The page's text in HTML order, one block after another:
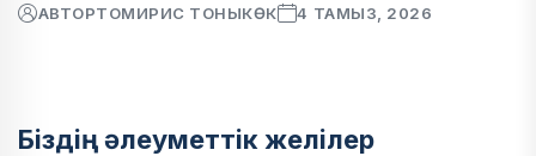
АВТОРТОМИРИС ТОНЫКӨК 4 ТАМЫЗ, 2026
Біздің әлеуметтік желілер